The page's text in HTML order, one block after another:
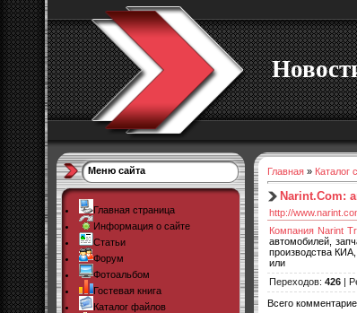
Меню сайта
Главная страница
Информация о сайте
Статьи
Форум
Фотоальбом
Гостевая книга
Каталог файлов
Главная » Каталог
Narint.Com:
http://
Компания Narint
автомобилей,
производства
или
Переходов: 426 |
Всего